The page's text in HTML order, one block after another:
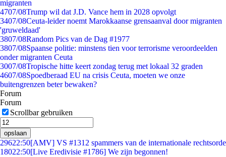
migranten
4707/08Trump wil dat J.D. Vance hem in 2028 opvolgt
3407/08Ceuta-leider noemt Marokkaanse grensaanval door migranten
'gruweldaad'
3807/08Random Pics van de Dag #1977
3807/08Spaanse politie: minstens tien voor terrorisme veroordeelden
onder migranten Ceuta
3007/08Tropische hitte keert zondag terug met lokaal 32 graden
4607/08Spoedberaad EU na crisis Ceuta, moeten we onze
buitengrenzen beter bewaken?
Forum
Forum
Scrollbar gebruiken
opslaan
29622:50[AMV] VS #1312 spammers van de internationale rechtsorde
18022:50[Live Eredivisie #1786] We zijn begonnen!